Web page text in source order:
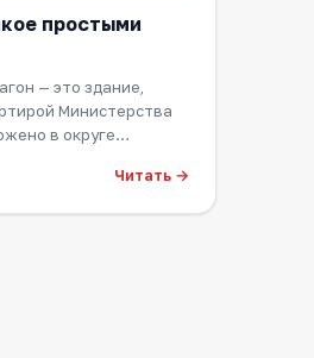
простыми
— это здание,
Министерства
в округе
Читать →